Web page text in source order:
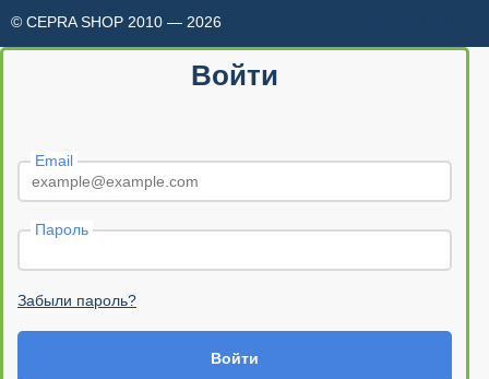
© CEPRA SHOP 2010 — 2026
Войти
Email
Пароль
Забыли пароль?
Войти